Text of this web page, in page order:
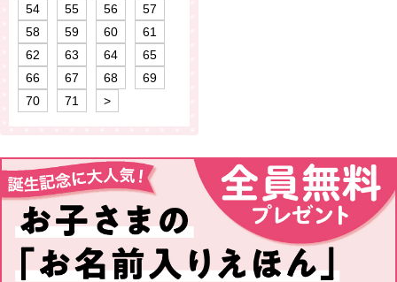
54
55 56
57
58
59 60
61
62
63 64
65
66
67 68
69
70
71 >